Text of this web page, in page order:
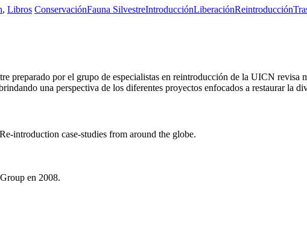
, Libros ConservaciónFauna SilvestreIntroducciónLiberaciónReintroducción
preparado por el grupo de especialistas en reintroducción de la UICN revisa
una perspectiva de los diferentes proyectos enfocados a restaurar la
introduction case-studies from around the globe.
en 2008.